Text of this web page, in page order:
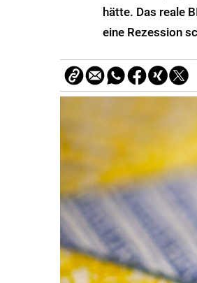
hätte. Das reale
eine Rezession